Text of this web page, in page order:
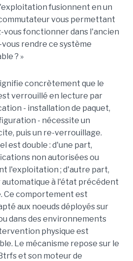
fusionnent en un
vous permettant
vous fonctionner dans l'ancien
vous rendre ce système
? »
concrètement que le
verrouillé en lecture par
- installation de paquet,
- nécessite un
puis un re-verrouillage.
est double : d'une part,
non autorisées ou
l'exploitation ; d'autre part,
à l'état précédent
Ce comportement est
aux noeuds déployés sur
dans des environnements
physique est
Le mécanisme repose sur le
et son moteur de